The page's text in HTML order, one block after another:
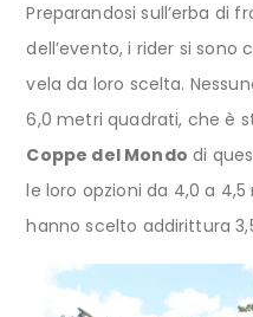
Preparandosi sull’erba di
dell’evento, i rider si
vela da loro scelta.
6,0 metri quadrati, che è
Coppe del Mondo di
le loro opzioni da 4,0 a
hanno scelto addirittura